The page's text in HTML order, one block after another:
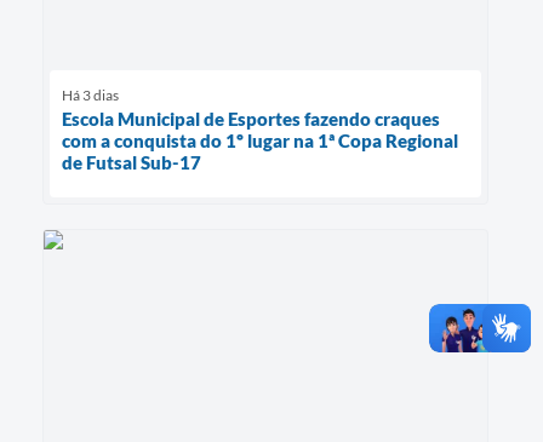
Há 3 dias
Escola Municipal de Esportes fazendo craques
com a conquista do 1º lugar na 1ª Copa Regional
de Futsal Sub-17